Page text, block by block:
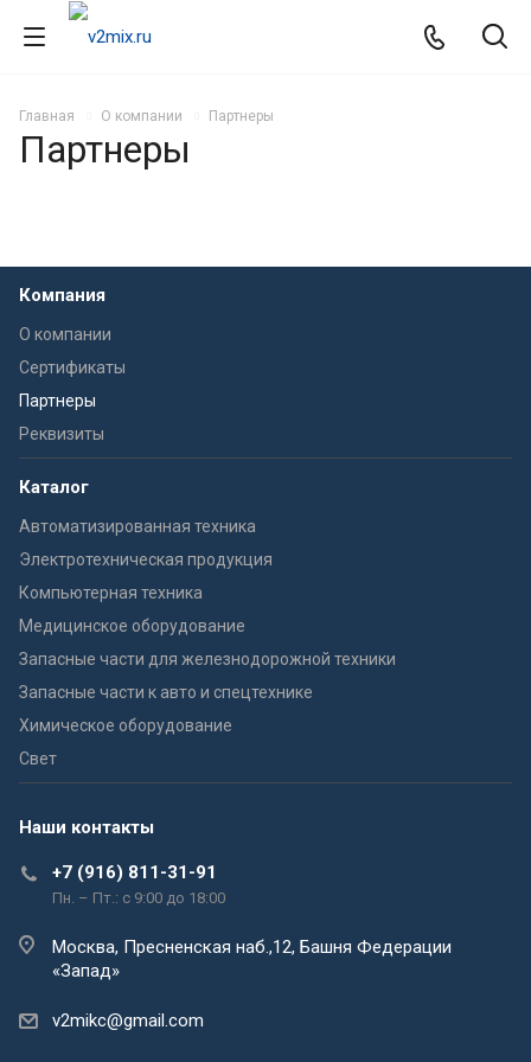
Главная О компании Партнеры
Партнеры
Компания
О компании
Сертификаты
Партнеры
Реквизиты
Каталог
Автоматизированная техника
Электротехническая продукция
Компьютерная техника
Медицинское оборудование
Запасные части для железнодорожной техники
Запасные части к авто и спецтехнике
Химическое оборудование
Cвет
Наши контакты
+7 (916) 811-31-91
Пн. – Пт.: с 9:00 до 18:00
Москва, Пресненская наб.,12, Башня Федерации
«Запад»
v2mikc@gmail.com